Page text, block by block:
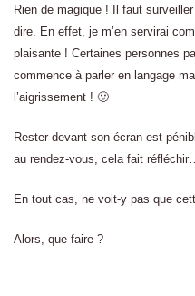
Rien de magique ! Il faut
dire. En effet, je m’en servirai
plaisante ! Certaines personnes
commence à parler en langage
l’aigrissement ! 🙂
Rester devant son écran est
au rendez-vous, cela fait
En tout cas, ne voit-y pas que
Alors, que faire ?